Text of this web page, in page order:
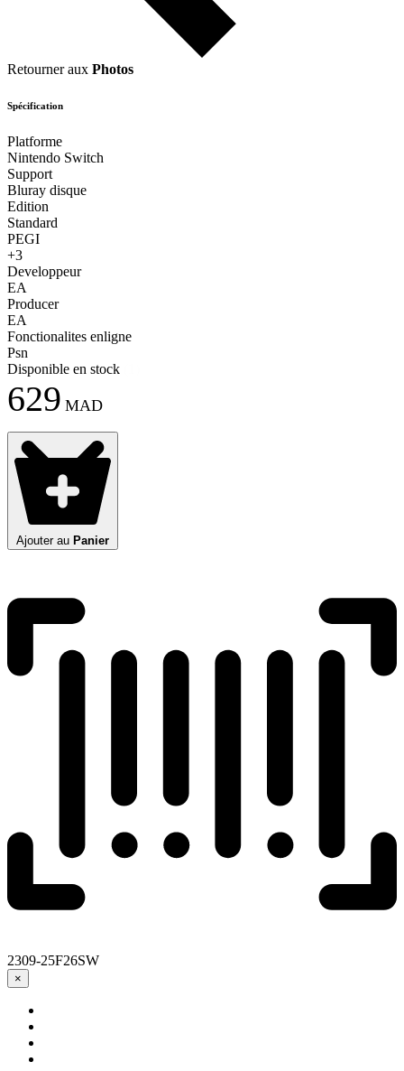
Retourner aux Photos
Spécification
Platforme
Nintendo Switch
Support
Bluray disque
Edition
Standard
PEGI
+3
Developpeur
EA
Producer
EA
Fonctionalites enligne
Psn
Disponible en stock
629 MAD
Ajouter au Panier
2309-25F26SW
×